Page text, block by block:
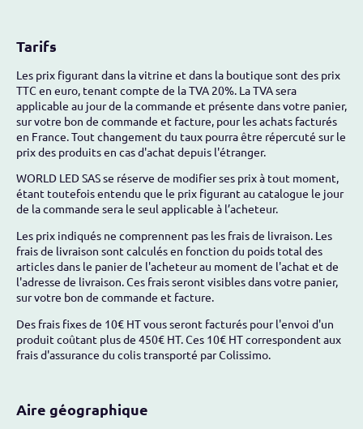
Tarifs
Les prix figurant dans la vitrine et dans la boutique sont des prix
TTC en euro, tenant compte de la TVA 20%. La TVA sera
applicable au jour de la commande et présente dans votre panier,
sur votre bon de commande et facture, pour les achats facturés
en France. Tout changement du taux pourra être répercuté sur le
prix des produits en cas d'achat depuis l'étranger.
WORLD LED SAS se réserve de modifier ses prix à tout moment,
étant toutefois entendu que le prix figurant au catalogue le jour
de la commande sera le seul applicable à l’acheteur.
Les prix indiqués ne comprennent pas les frais de livraison. Les
frais de livraison sont calculés en fonction du poids total des
articles dans le panier de l'acheteur au moment de l'achat et de
l'adresse de livraison. Ces frais seront visibles dans votre panier,
sur votre bon de commande et facture.
Des frais fixes de 10€ HT vous seront facturés pour l'envoi d'un
produit coûtant plus de 450€ HT. Ces 10€ HT correspondent aux
frais d'assurance du colis transporté par Colissimo.
Aire géographique